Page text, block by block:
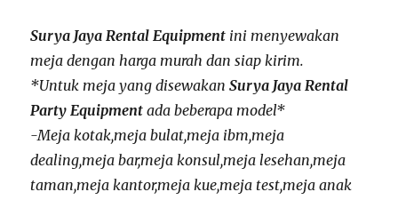
Surya Jaya Rental Equipment ini menyewakan
meja dengan harga murah dan siap kirim.
*Untuk meja yang disewakanSurya Jaya Rental
Party Equipment ada beberapa model*
-Meja kotak,meja bulat,meja ibm,meja
dealing,meja bar,meja konsul,meja lesehan,meja
taman,meja kantor,meja kue,meja test,meja anak